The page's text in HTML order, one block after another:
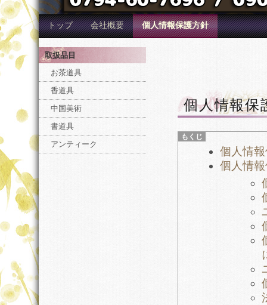
トップ 会社概要 個人情報保護方針
個人情報保
個人情
個人情
取扱品目
お茶道具
香道具
中国美術
書道具
アンティーク